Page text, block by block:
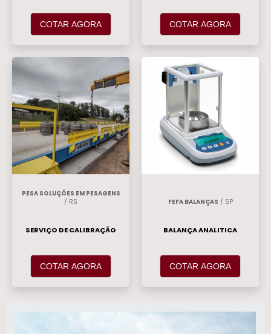
COTAR AGORA COTAR AGORA
PESA SOLUÇÕES EM PESAGENS
/ RS
SERVIÇO DE CALIBRAÇÃO
COTAR AGORA
FEFA BALANÇAS / SP
BALANÇA ANALITICA
COTAR AGORA